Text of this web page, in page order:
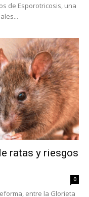
de Esporotricosis, una
ratas y riesgos
0
entre la Glorieta